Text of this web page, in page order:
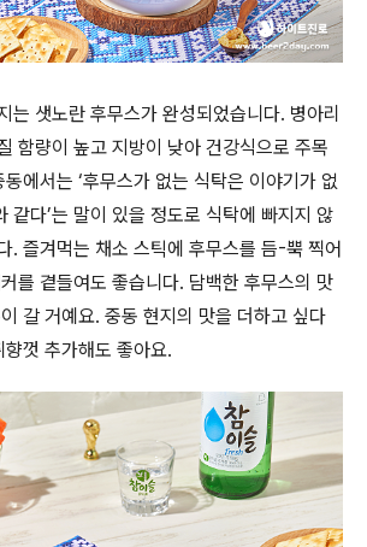
는 샛노란 후무스가 완성되었습니다. 병아리
함량이 높고 지방이 낮아 건강식으로 주목
동에서는 ‘후무스가 없는 식탁은 이야기가 없
같다’는 말이 있을 정도로 식탁에 빠지지 않
. 즐겨먹는 채소 스틱에 후무스를 듬-뿍 찍어
를 곁들여도 좋습니다. 담백한 후무스의 맛
갈 거예요. 중동 현지의 맛을 더하고 싶다
껏 추가해도 좋아요.